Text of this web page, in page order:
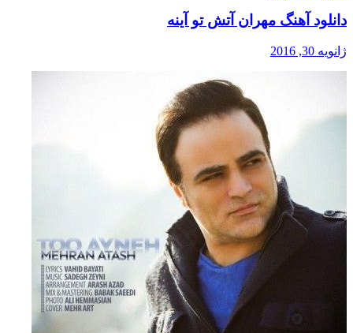
دانلود آهنگ مهران آتش تو آینه
ژانویه 30, 2016